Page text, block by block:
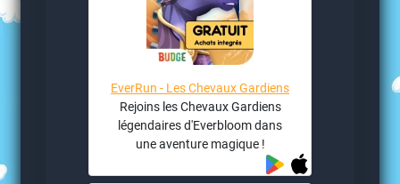
EverRun - Les Chevaux Gardiens
Rejoins les Chevaux Gardiens
légendaires d'Everbloom dans
une aventure magique !